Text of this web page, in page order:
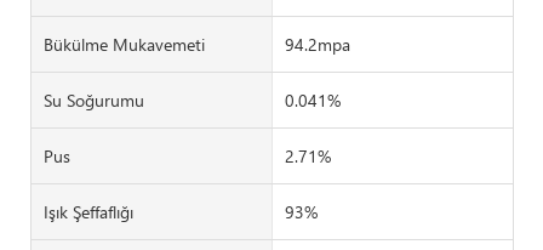
Bükülme Mukavemeti 94.2mpa
Su Soğurumu 0.041%
Pus 2.71%
Işık Şeffaflığı 93%